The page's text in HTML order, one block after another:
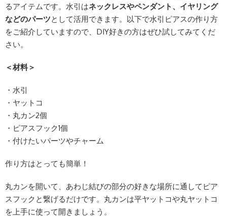
るアイテムです。水引はネックレスやペンダント、イヤリング
などのパーツとして活用できます。以下で水引ピアスの作り方
をご紹介していますので、DIY好きの方はぜひ試してみてくだ
さい。
＜材料＞
・水引
・ヤットコ
・丸カン2個
・ピアスフック1個
・付けたいパーツやチャーム
作り方はとっても簡単！
丸カンを開いて、あわじ結びの部分の好きな場所に通してピア
スフックと繋げるだけです。丸カンは平ヤットコや丸ヤットコ
を上手に使って開きましょう。